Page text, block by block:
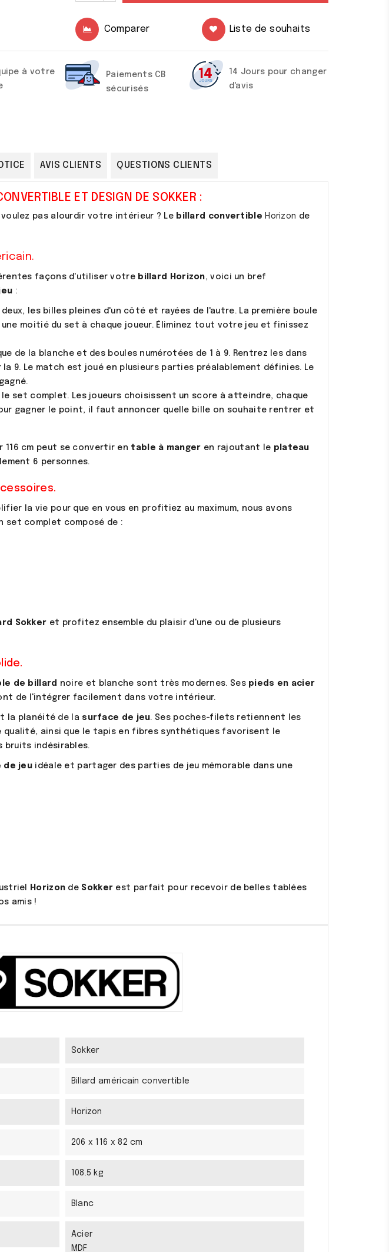
Comparer Liste de souhaits
à votre
Paiements CB
sécurisés
14 Jours pour changer
d'avis
AVIS CLIENTS QUESTIONS CLIENTS
ET DESIGN DE SOKKER :
voulez pas alourdir votre intérieur ? Le billard convertible Horizon de
façons d'utiliser votre billard Horizon, voici un bref
:
les billes pleines d'un côté et rayées de l'autre. La première boule
moitié du set à chaque joueur. Éliminez tout votre jeu et finissez
de la blanche et des boules numérotées de 1 à 9. Rentrez les dans
9. Le match est joué en plusieurs parties préalablement définies. Le
le set complet. Les joueurs choisissent un score à atteindre, chaque
gagner le point, il faut annoncer quelle bille on souhaite rentrer et
116 cm peut se convertir en table à manger en rajoutant le plateau
6 personnes.
la vie pour que en vous en profitiez au maximum, nous avons
set complet composé de :
Sokker et profitez ensemble du plaisir d'une ou de plusieurs
de billard noire et blanche sont très modernes. Ses pieds en acier
de l'intégrer facilement dans votre intérieur.
la planéité de lasurface de jeu. Ses poches-filets retiennent les
qualité, ainsi que le tapis en fibres synthétiques favorisent le
bruits indésirables.
de jeu idéale et partager des parties de jeu mémorable dans une
Horizon de Sokker est parfait pour recevoir de belles tablées
amis !
Sokker
Billard américain convertible
Horizon
206 x 116 x 82 cm
108.5 kg
Blanc
Acier
MDF